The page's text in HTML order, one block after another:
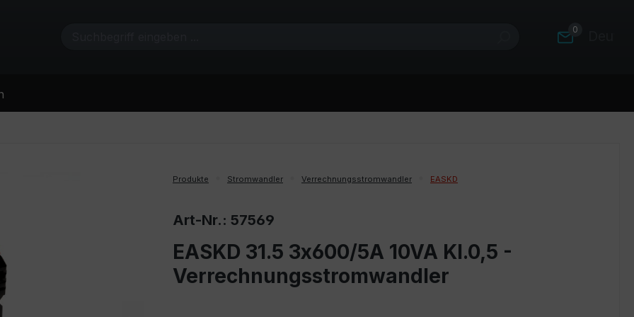
0
Produkte Stromwandler Verrechnungsstromwandler EASKD
Art-Nr.: 57569
EASKD 31.5 3x600/5A 10VA Kl.0,5 -
Verrechnungsstromwandler